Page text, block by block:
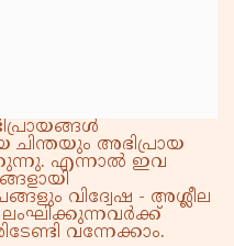
ചിന്തയും അഭിപ്രായ
എന്നാൽ ഇവ
വിദ്വേഷ - അശ്ലീല
ലംഘിക്കുന്നവർക്ക്
വന്നേക്കാം.